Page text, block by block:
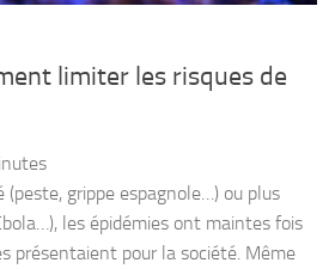
limiter les risques de
(peste, grippe espagnole…) ou plus
les épidémies ont maintes fois
présentaient pour la société. Même